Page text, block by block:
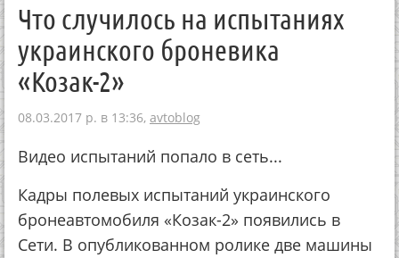
Что случилось на испытаниях
украинского броневика
«Козак-2»
08.03.2017 р. в 13:36, avtoblog
Видео испытаний попало в сеть...
Кадры полевых испытаний украинского
бронеавтомобиля «Козак-2» появились в
Сети. В опубликованном ролике две машины